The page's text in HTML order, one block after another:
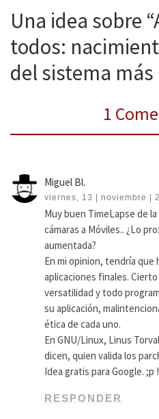
Una idea sobre
todos:
del sistema más
1
Miguel Bl.
viernes, 13 | noviembre |
Muy buen TimeLapse de
cámaras a Móviles.. ¿Lo
aumentada?
En mi opinion, tendría que
aplicaciones finales.
versatilidad y todo
su aplicación,
ética de cada uno.
En GNU/Linux, Linus
dicen, quien valida los
Idea gratis para Google. ;p
RESPONDER